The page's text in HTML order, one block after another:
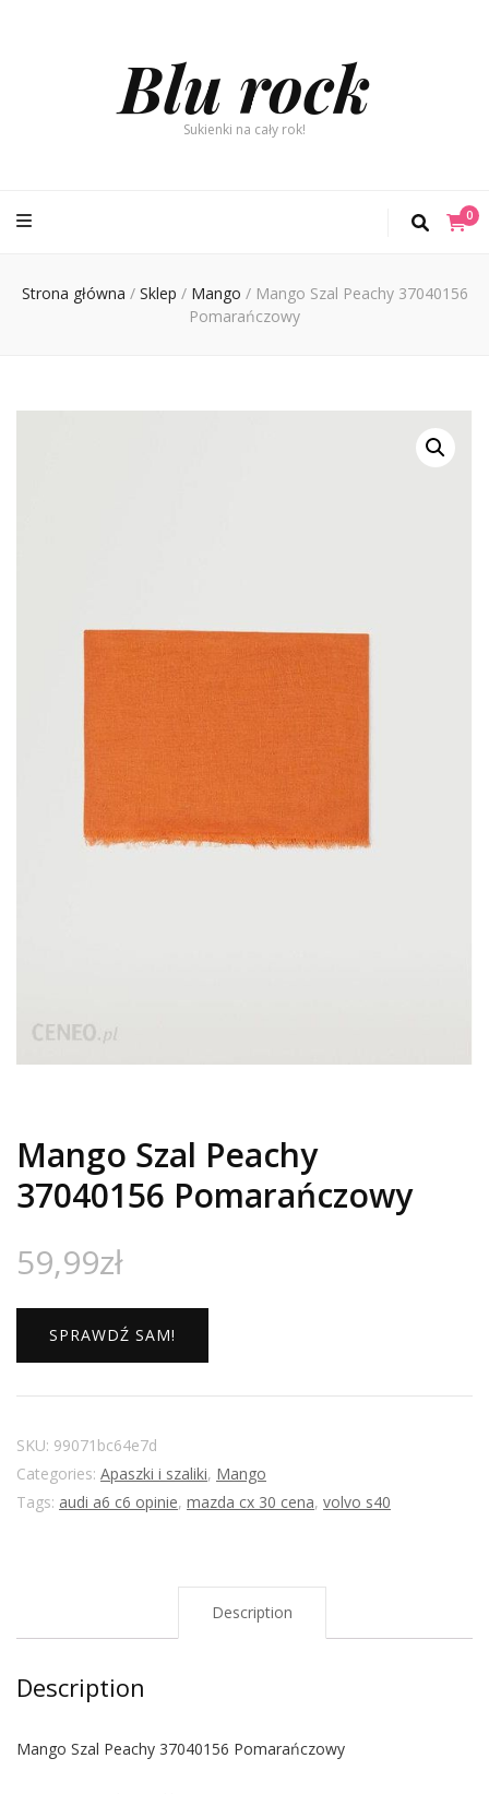
Blu rock
Sukienki na cały rok!
0
Strona główna / Sklep / Mango / Mango Szal Peachy 37040156
Pomarańczowy
Mango Szal Peachy
37040156 Pomarańczowy
59,99zł
SPRAWDŹ SAM!
SKU: 99071bc64e7d
Categories: Apaszki i szaliki, Mango
Tags: audi a6 c6 opinie, mazda cx 30 cena, volvo s40
Description
Description
Mango Szal Peachy 37040156 Pomarańczowy